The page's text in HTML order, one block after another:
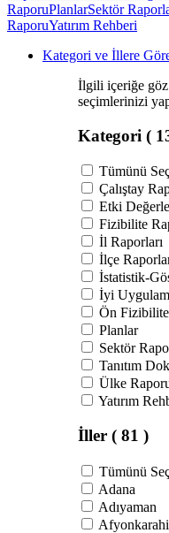
RaporuPlanlarSektör
RaporuYatırım Rehberi
Kategori ve İllere
İlgili içeriğe
seçimlerinizi
Kategori (
Tümünü
Çalıştay
Etki
Fizibilite
İl Raporları
İlçe
İstatistik-
İyi
Ön
Planlar
Sektör
Tanıtım
Ülke
Yatırım
İller ( 81 )
Tümünü
Adana
Adıyaman